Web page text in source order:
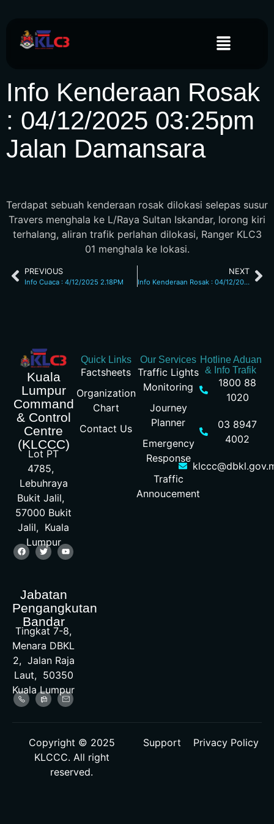
Info Kenderaan Rosak
: 04/12/2025 03:25pm
Jalan Damansara
Terdapat sebuah kenderaan rosak dilokasi selepas susur
Travers menghala ke L/Raya Sultan Iskandar, lorong kiri
terhalang, aliran trafik perlahan dilokasi, Ranger KLC3
01 menghala ke lokasi.
PREVIOUS
Info Cuaca : 4/12/2025 2.18PM
NEXT
Info Kenderaan Rosak : 04/12/2025 03.30pm Jalan Lingkaran Tengah
Kuala
Lumpur
Command
& Control
Centre
(KLCCC)
Lot PT
4785,
Lebuhraya
Bukit Jalil,
57000 Bukit
Jalil, Kuala
Lumpur
Jabatan
Pengangkutan
Bandar
Tingkat 7-8,
Menara DBKL
2, Jalan Raja
Laut, 50350
Kuala Lumpur
Quick Links
Factsheets
Organization
Chart
Contact Us
Our Services
Traffic Lights
Monitoring
Journey
Planner
Emergency
Response
Traffic
Annoucement
Hotline Aduan
& Info Trafik
1800 88
1020
03 8947
4002
Copyright © 2025
KLCCC. All right
reserved.
Support Privacy Policy